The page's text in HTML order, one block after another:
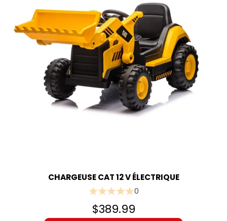
CHARGEUSE CAT 12 V ÉLECTRIQUE
0
$389.99